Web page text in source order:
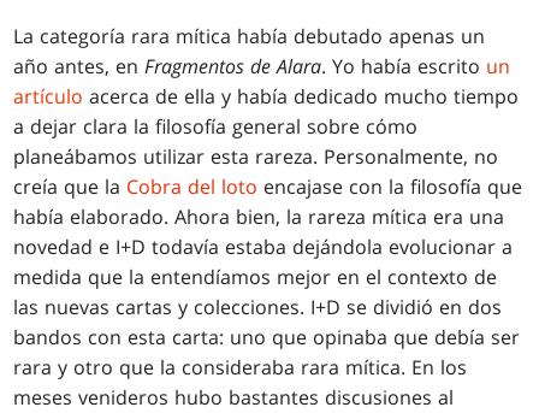
La categoría rara mítica había debutado apenas un
año antes, enFragmentos de Alara. Yo había escrito un
artículo acerca de ella y había dedicado mucho tiempo
a dejar clara la filosofía general sobre cómo
planeábamos utilizar esta rareza. Personalmente, no
creía que la Cobra del loto encajase con la filosofía que
había elaborado. Ahora bien, la rareza mítica era una
novedad e I+D todavía estaba dejándola evolucionar a
medida que la entendíamos mejor en el contexto de
las nuevas cartas y colecciones. I+D se dividió en dos
bandos con esta carta: uno que opinaba que debía ser
rara y otro que la consideraba rara mítica. En los
meses venideros hubo bastantes discusiones al